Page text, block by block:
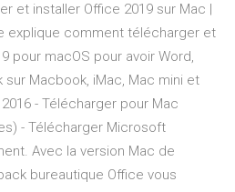
et installer Office 2019 sur Mac |
explique comment télécharger et
pour macOS pour avoir Word,
sur Macbook, iMac, Mac mini et
- Télécharger pour Mac
- Télécharger Microsoft
Avec la version Mac de
bureautique Office vous